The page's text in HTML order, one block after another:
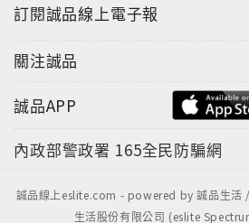
訂閱誠品線上電子報
關注誠品
誠品APP
內政部警政署 165全民防騙網
誠品線上eslite.com - powered by 誠品生活
生活股份有限公司 (eslite